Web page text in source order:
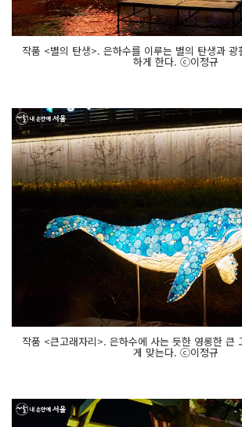
작품 <별의 탄생>. 은하수를 이루는 별의 탄생과 광
하게 한다. ⓒ이정규
작품 <큰고래자리>. 은하수에 사는 듯한 영롱한 큰
게 맞는다. ⓒ이정규